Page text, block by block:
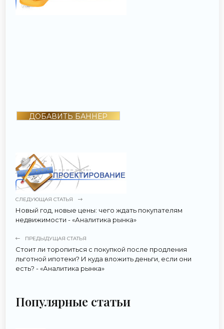
ДОБАВИТЬ БАННЕР
СЛЕДУЮЩАЯ СТАТЬЯ
Новый год, новые цены: чего ждать покупателям
недвижимости - «Аналитика рынка»
ПРЕДЫДУЩАЯ СТАТЬЯ
Стоит ли торопиться с покупкой после продления
льготной ипотеки? И куда вложить деньги, если они
есть? - «Аналитика рынка»
Популярные статьи